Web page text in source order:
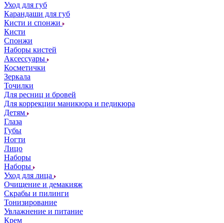
Уход для губ
Карандаши для губ
Кисти и спонжи
Кисти
Спонжи
Наборы кистей
Аксессуары
Косметички
Зеркала
Точилки
Для ресниц и бровей
Для коррекции маникюра и педикюра
Детям
Глаза
Губы
Ногти
Лицо
Наборы
Наборы
Уход для лица
Очищение и демакияж
Скрабы и пилинги
Тонизирование
Увлажнение и питание
Крем